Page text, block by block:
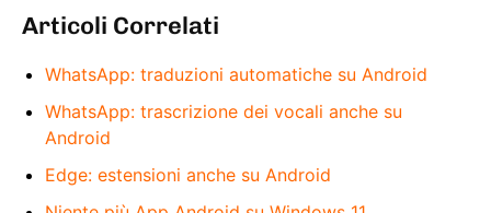
Articoli Correlati
WhatsApp: traduzioni automatiche su Android
WhatsApp: trascrizione dei vocali anche su
Android
Edge: estensioni anche su Android